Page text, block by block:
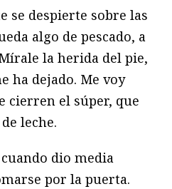
se despierte sobre las
algo de pescado, a
la herida del pie,
ha dejado. Me voy
cierren el súper, que
leche.
dio media
por la puerta.